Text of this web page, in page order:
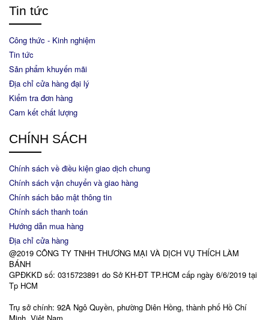
Tin tức
Công thức - Kinh nghiệm
Tin tức
Sản phẩm khuyến mãi
Địa chỉ cửa hàng đại lý
Kiểm tra đơn hàng
Cam kết chất lượng
CHÍNH SÁCH
Chính sách về điều kiện giao dịch chung
Chính sách vận chuyển và giao hàng
Chính sách bảo mật thông tin
Chính sách thanh toán
Hướng dẫn mua hàng
Địa chỉ cửa hàng
@2019 CÔNG TY TNHH THƯƠNG MẠI VÀ DỊCH VỤ THÍCH LÀM
BÁNH
GPĐKKD số: 0315723891 do Sở KH-ĐT TP.HCM cấp ngày 6/6/2019 tại
Tp HCM
Trụ sở chính: 92A Ngô Quyền, phường Diên Hồng, thành phố Hồ Chí